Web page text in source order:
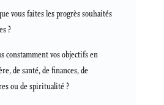
vous faites les progrès souhaités
?
constamment vos objectifs en
de santé, de finances, de
ou de spiritualité ?